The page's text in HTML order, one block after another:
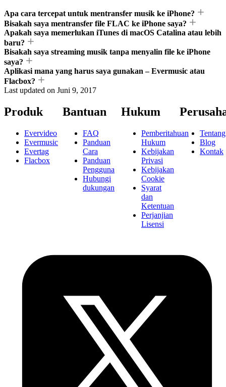
Apa cara tercepat untuk mentransfer musik ke iPhone?
Bisakah saya mentransfer file FLAC ke iPhone saya?
Apakah saya memerlukan iTunes di macOS Catalina atau lebih
baru?
Bisakah saya streaming musik tanpa menyalin file ke iPhone
saya?
Aplikasi mana yang harus saya gunakan – Evermusic atau
Flacbox?
Last updated on Juni 9, 2017
Produk
Evervideo
Evermusic
Evertag
Flacbox
Bantuan
FAQ
Panduan
Cara
Panduan
Pengguna
Hubungi
dukungan
Hukum
Pemberitahuan
Hukum
Kebijakan
Privasi
Kebijakan
Cookie
Syarat
dan
Ketentuan
Perjanjian
Lisensi
Tentang
Blog
Kontak